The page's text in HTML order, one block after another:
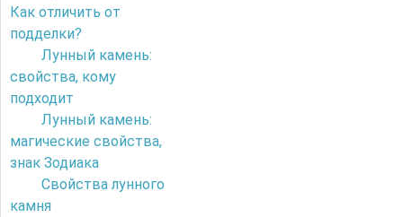
Как отличить от
подделки?
Лунный камень:
свойства, кому
подходит
Лунный камень:
магические свойства,
знак Зодиака
Свойства лунного
камня